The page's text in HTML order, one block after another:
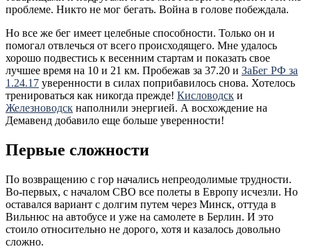
проблеме. Никто не мог бегать. Война в голове побеждала.
Но все же бег имеет целебные способности. Только он и
помогал отвлечься от всего происходящего. Мне удалось
хорошо подвестись к весенним стартам и показать свое
лучшее время на 10 и 21 км. Пробежав за 37.20 и ЗаБег РФ за
1.24.17 уверенности в силах поприбавилось снова. Хотелось
тренироваться как никогда прежде! Кисловодск и
Железноводск наполнили энергией. А восхождение на
Демавенд добавило еще больше уверенности!
Первые сложности
По возвращению с гор начались непреодолимые трудности.
Во-первых, с началом СВО все полеты в Европу исчезли. Но
оставался вариант с долгим путем через Минск, оттуда в
Вильнюс на автобусе и уже на самолете в Берлин. И это
стоило относительно не дорого, хотя и казалось довольно
сложно.